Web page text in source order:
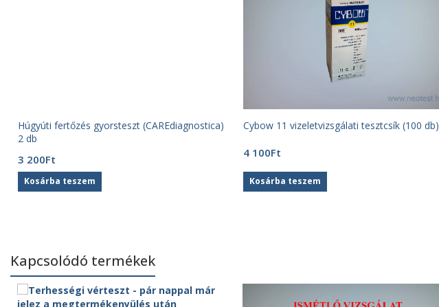
Húgyúti fertőzés gyorsteszt (CAREdiagnostica)
2 db
3 200Ft
Kosárba teszem
Cybow 11 vizeletvizsgálati tesztcsík (100 db)
4 100Ft
Kosárba teszem
Kapcsolódó termékek